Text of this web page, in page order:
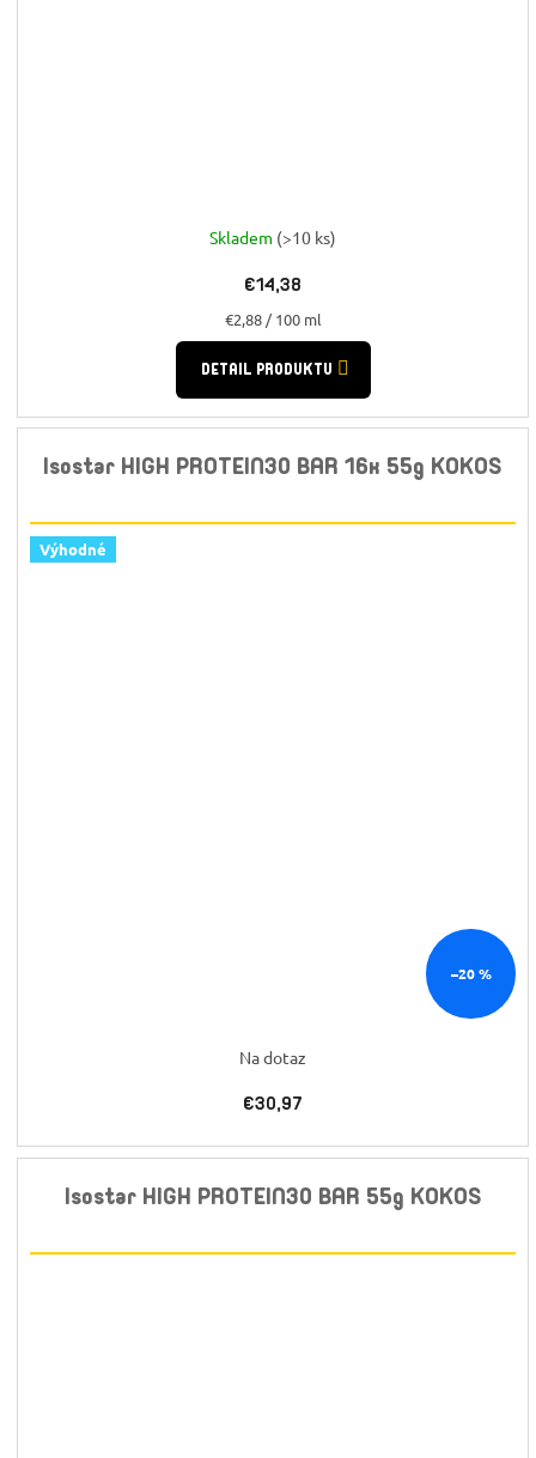
Skladem (>10 ks)
€14,38
Jednotková
cena:
€2,88 / 100 ml
DETAIL PRODUKTU
Isostar HIGH PROTEIN30 BAR 16x 55g KOKOS
Výhodné
–20 %
Na dotaz
€30,97
Isostar HIGH PROTEIN30 BAR 55g KOKOS